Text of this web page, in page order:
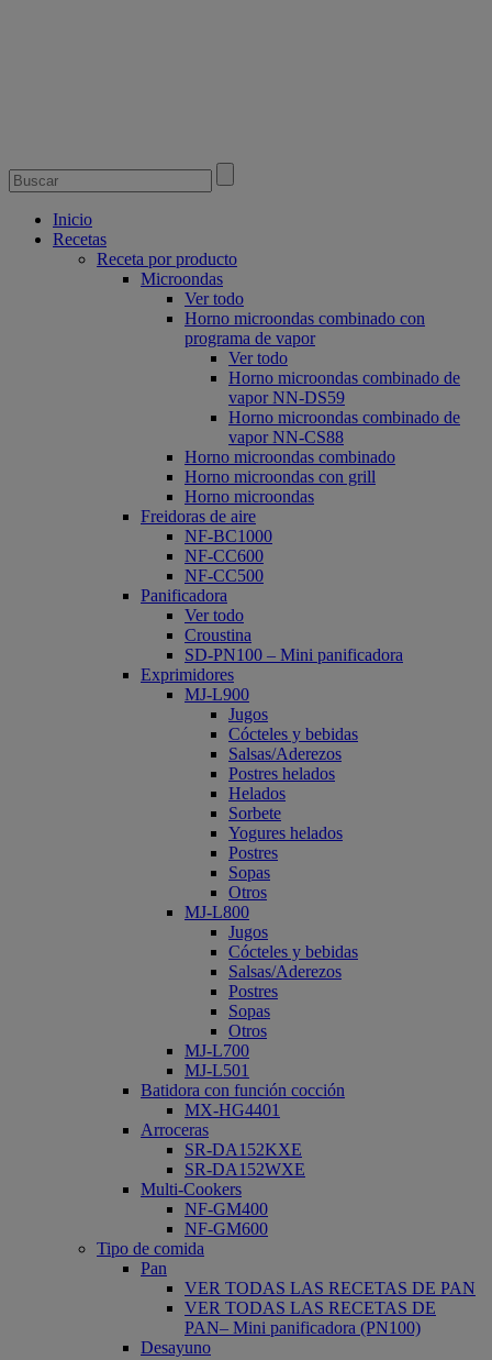
Inicio
Recetas
Receta por producto
Microondas
Ver todo
Horno microondas combinado con
programa de vapor
Ver todo
Horno microondas combinado de
vapor NN-DS59
Horno microondas combinado de
vapor NN-CS88
Horno microondas combinado
Horno microondas con grill
Horno microondas
Freidoras de aire
NF-BC1000
NF-CC600
NF-CC500
Panificadora
Ver todo
Croustina
SD-PN100 – Mini panificadora
Exprimidores
MJ-L900
Jugos
Cócteles y bebidas
Salsas/Aderezos
Postres helados
Helados
Sorbete
Yogures helados
Postres
Sopas
Otros
MJ-L800
Jugos
Cócteles y bebidas
Salsas/Aderezos
Postres
Sopas
Otros
MJ-L700
MJ-L501
Batidora con función cocción
MX-HG4401
Arroceras
SR-DA152KXE
SR-DA152WXE
Multi-Cookers
NF-GM400
NF-GM600
Tipo de comida
Pan
VER TODAS LAS RECETAS DE PAN
VER TODAS LAS RECETAS DE
PAN– Mini panificadora (PN100)
Desayuno